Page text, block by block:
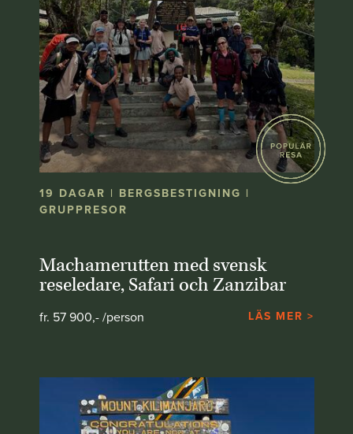
19 DAGAR | BERGSBESTIGNING |
GRUPPRESOR
Machamerutten med svensk
reseledare, Safari och Zanzibar
fr. 57 900,- /person LÄS MER >